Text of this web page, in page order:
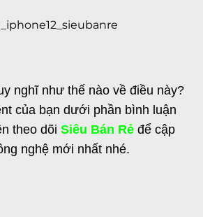
nghĩ như thế nào về điều này?
của bạn dưới phần bình luận
theo dõi Siêu Bán Rẻ để cập
nghệ mới nhất nhé.